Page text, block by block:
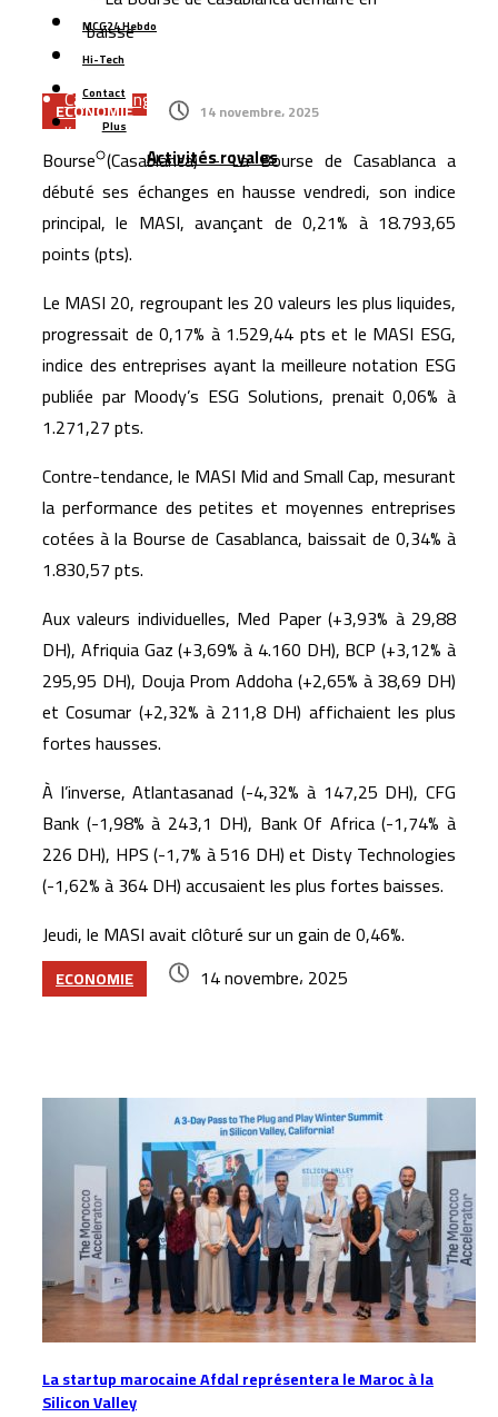
Tessema à Casablanca pour 1,8 milliard de dirhams
Casablanca : l’aéroport Mohammed V raccordé à la LGV
Cap Holding renforce sa présence dans
l’agroalimentaire avec l’acquisition de Forafric Maroc
Les ventes de voitures dépassent 152.000 unités au
Maroc, portées par les modèles électriques et les
marques chinoises
Le Maroc se classe 106ᵉ au monde dans l’indice
mondial de résidence 2026
Un rapport espagnol met en lumière les capacités des
satellites marocains près du détroit de Gibraltar
MCG24 Hebdo
Hi-Tech
Contact
Plus
Activités royales
ECONOMIE 14 novembre، 2025
Bourse (Casablanca) – La Bourse de Casablanca a
débuté ses échanges en hausse vendredi, son indice
principal, le MASI, avançant de 0,21% à 18.793,65
points (pts).
Le MASI 20, regroupant les 20 valeurs les plus liquides,
progressait de 0,17% à 1.529,44 pts et le MASI ESG,
indice des entreprises ayant la meilleure notation ESG
publiée par Moody’s ESG Solutions, prenait 0,06% à
1.271,27 pts.
Contre-tendance, le MASI Mid and Small Cap, mesurant
la performance des petites et moyennes entreprises
cotées à la Bourse de Casablanca, baissait de 0,34% à
1.830,57 pts.
Aux valeurs individuelles, Med Paper (+3,93% à 29,88
DH), Afriquia Gaz (+3,69% à 4.160 DH), BCP (+3,12% à
295,95 DH), Douja Prom Addoha (+2,65% à 38,69 DH)
et Cosumar (+2,32% à 211,8 DH) affichaient les plus
fortes hausses.
À l’inverse, Atlantasanad (-4,32% à 147,25 DH), CFG
Bank (-1,98% à 243,1 DH), Bank Of Africa (-1,74% à
226 DH), HPS (-1,7% à 516 DH) et Disty Technologies
(-1,62% à 364 DH) accusaient les plus fortes baisses.
Jeudi, le MASI avait clôturé sur un gain de 0,46%.
ECONOMIE 14 novembre، 2025
La startup marocaine Afdal représentera le Maroc à la
Silicon Valley